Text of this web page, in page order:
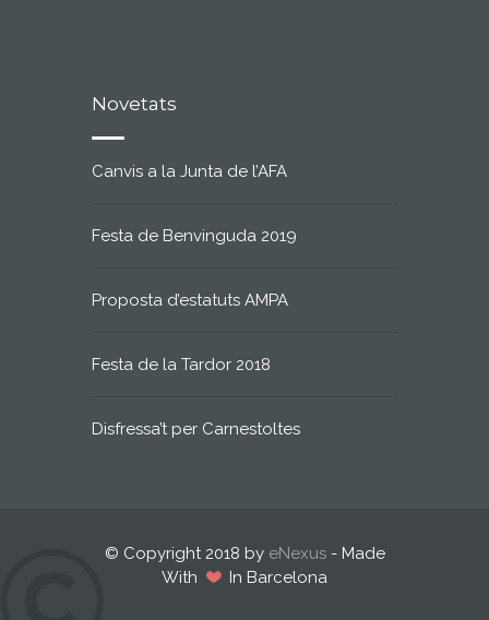
Novetats
Canvis a la Junta de l’AFA
Festa de Benvinguda 2019
Proposta d’estatuts AMPA
Festa de la Tardor 2018
Disfressa’t per Carnestoltes
© Copyright 2018 by eNexus- Made
With
In Barcelona